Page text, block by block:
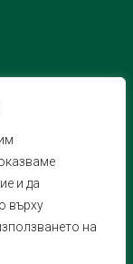
и да
върху
на